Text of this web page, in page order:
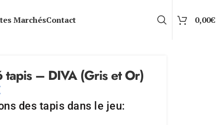
MarchésContact 0,00€
tapis – DIVA (Gris et Or)
des tapis dans le jeu: